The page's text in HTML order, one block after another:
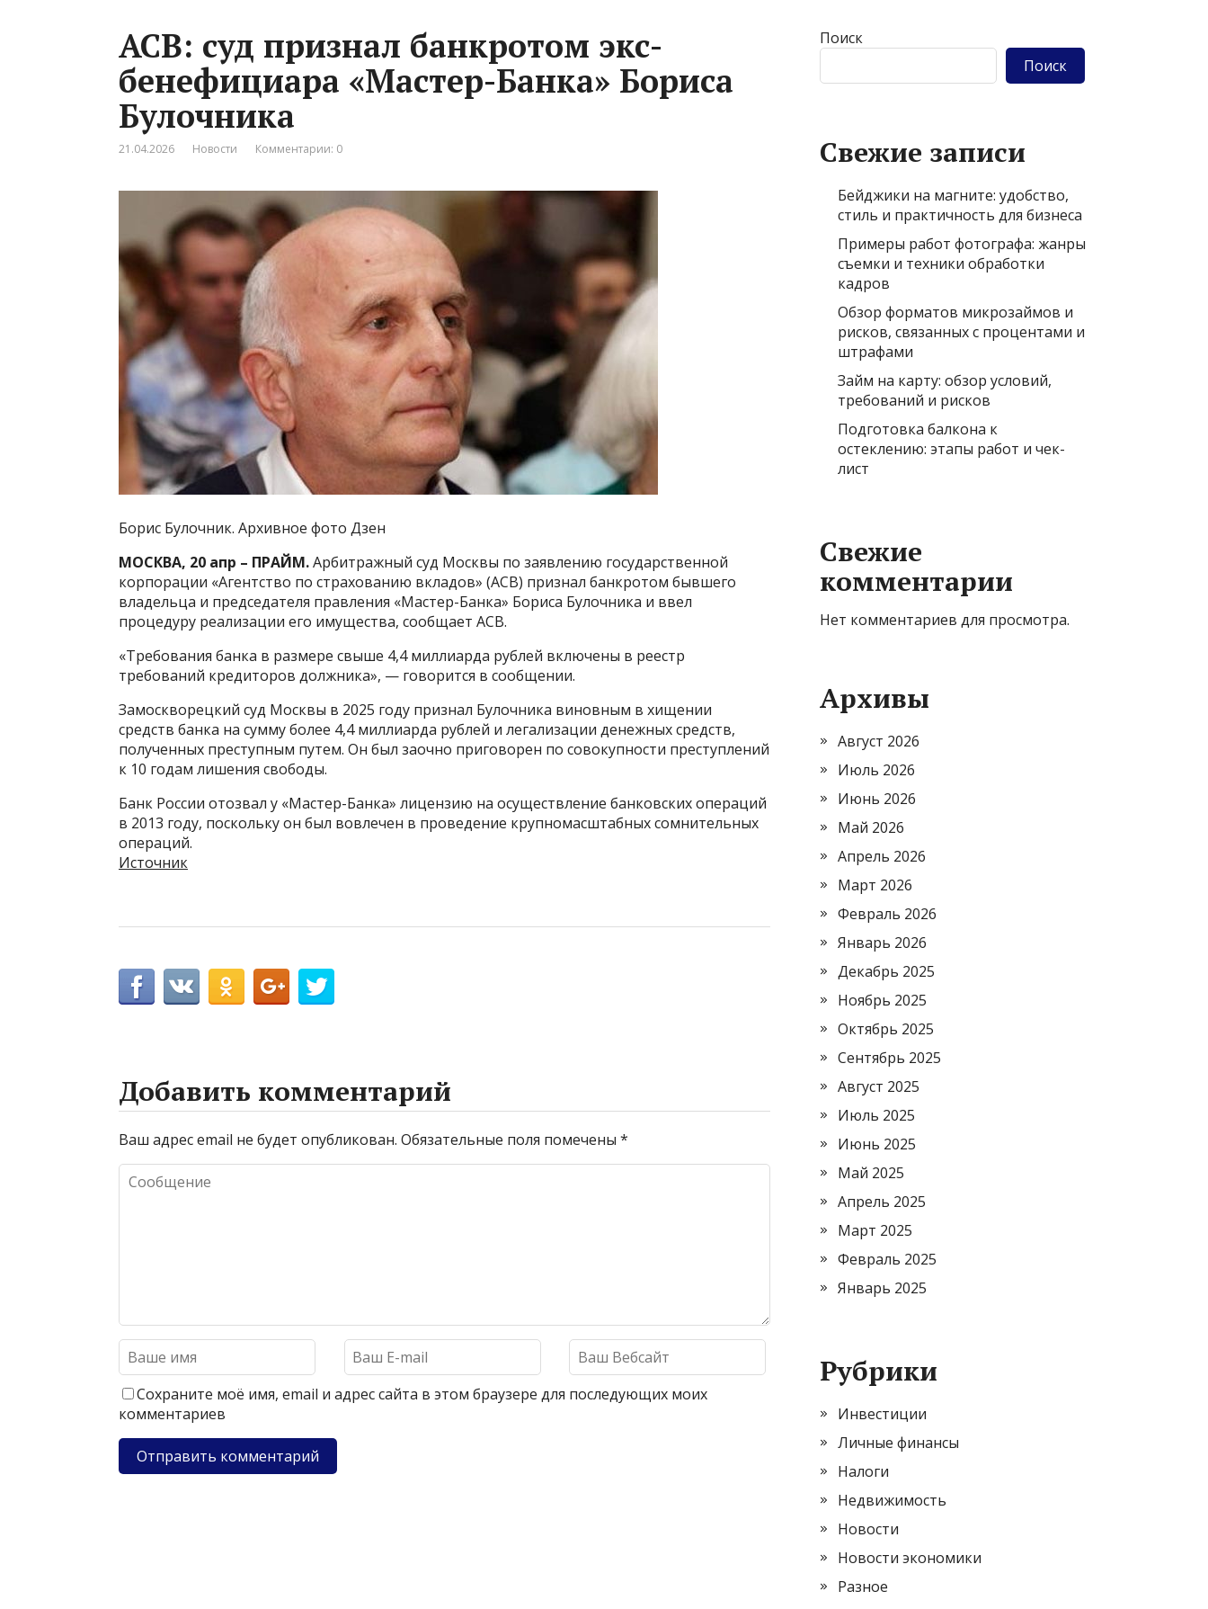
АСВ: суд признал банкротом экс-
бенефициара «Мастер-Банка» Бориса
Булочника
21.04.2026 Новости Комментарии: 0
Борис Булочник. Архивное фото Дзен
МОСКВА, 20 апр – ПРАЙМ.Арбитражный суд Москвы по заявлению государственной
корпорации «Агентство по страхованию вкладов» (АСВ) признал банкротом бывшего
владельца и председателя правления «Мастер-Банка» Бориса Булочника и ввел
процедуру реализации его имущества, сообщает АСВ.
«Требования банка в размере свыше 4,4 миллиарда рублей включены в реестр
требований кредиторов должника», — говорится в сообщении.
Замоскворецкий cуд Москвы в 2025 году признал Булочника виновным в хищении
средств банка на сумму более 4,4 миллиарда рублей и легализации денежных средств,
полученных преступным путем. Он был заочно приговорен по совокупности преступлений
к 10 годам лишения свободы.
Банк России отозвал у «Мастер-Банка» лицензию на осуществление банковских операций
в 2013 году, поскольку он был вовлечен в проведение крупномасштабных сомнительных
операций.
Источник
Добавить комментарий
Ваш адрес email не будет опубликован. Обязательные поля помечены *
Сохраните моё имя, email и адрес сайта в этом браузере для последующих моих
комментариев
Поиск
Поиск
Свежие записи
Бейджики на магните: удобство,
стиль и практичность для бизнеса
Примеры работ фотографа: жанры
съемки и техники обработки
кадров
Обзор форматов микрозаймов и
рисков, связанных с процентами и
штрафами
Займ на карту: обзор условий,
требований и рисков
Подготовка балкона к
остеклению: этапы работ и чек-
лист
Свежие
комментарии
Нет комментариев для просмотра.
Архивы
Август 2026
Июль 2026
Июнь 2026
Май 2026
Апрель 2026
Март 2026
Февраль 2026
Январь 2026
Декабрь 2025
Ноябрь 2025
Октябрь 2025
Сентябрь 2025
Август 2025
Июль 2025
Июнь 2025
Май 2025
Апрель 2025
Март 2025
Февраль 2025
Январь 2025
Рубрики
Инвестиции
Личные финансы
Налоги
Недвижимость
Новости
Новости экономики
Разное